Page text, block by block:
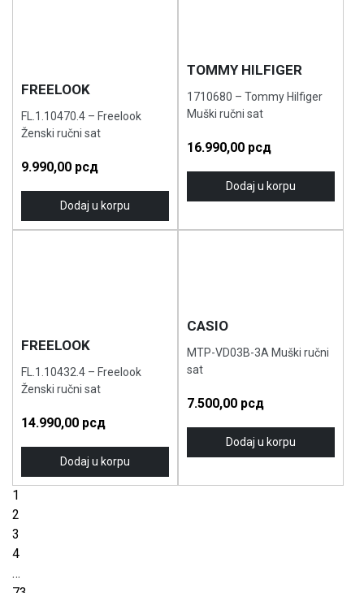
FREELOOK
FL.1.10470.4 – Freelook
Ženski ručni sat
9.990,00 рсд
Dodaj u korpu
TOMMY HILFIGER
1710680 – Tommy Hilfiger
Muški ručni sat
16.990,00 рсд
Dodaj u korpu
FREELOOK
FL.1.10432.4 – Freelook
Ženski ručni sat
14.990,00 рсд
Dodaj u korpu
CASIO
MTP-VD03B-3A Muški ručni
sat
7.500,00 рсд
Dodaj u korpu
1
2
3
4
…